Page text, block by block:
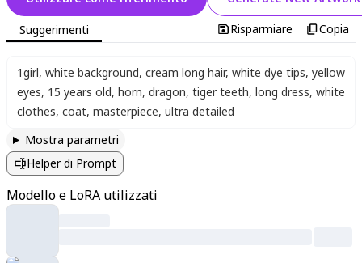
Suggerimenti Risparmiare Copia
1girl, white background, cream long hair, white dye tips, yellow
eyes, 15 years old, horn, dragon, tiger teeth, long dress, white
clothes, coat, masterpiece, ultra detailed
Mostra parametri
Helper di Prompt
Modello e LoRA utilizzati